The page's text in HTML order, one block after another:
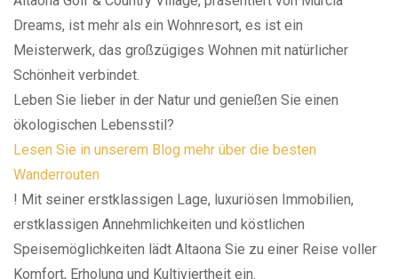
Dreams, ist mehr als ein Wohnresort, es ist ein
Meisterwerk, das großzügiges Wohnen mit natürlicher
Schönheit verbindet.
Leben Sie lieber in der Natur und genießen Sie einen
ökologischen Lebensstil?
Lesen Sie in unserem Blog mehr über die besten
Wanderrouten
! Mit seiner erstklassigen Lage, luxuriösen Immobilien,
erstklassigen Annehmlichkeiten und köstlichen
Speisemöglichkeiten lädt Altaona Sie zu einer Reise voller
Komfort, Erholung und Kultiviertheit ein.